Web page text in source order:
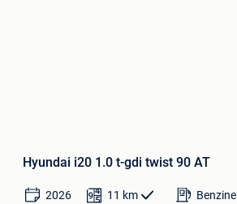
Hyundai i20 1.0 t-gdi twist 90 AT
2026 11 km Benzine